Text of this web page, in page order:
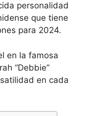
personalidad
que tiene
para 2024.
en la famosa
“Debbie”
en cada